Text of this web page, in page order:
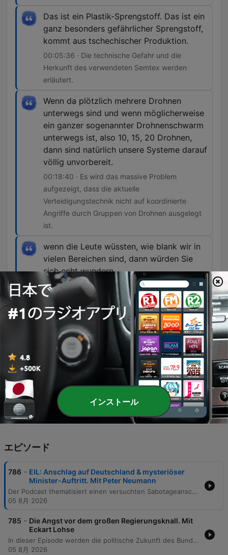
Das ist ein Plastik-Sprengstoff. Das ist ein
ganz besonders gefährlicher Sprengstoff,
kommt aus tschechischer Produktion.
00:05:36 · Die technische Gefahr und die
Herkunft des verwendeten Semtex werden
erläutert.
Wenn da plötzlich mehrere Drohnen
unterwegs sind und wenn möglicherweise
ein ganzer sogenannter Drohnenschwarm
unterwegs ist, also 10, 15, 20 Drohnen,
dann sind natürlich unsere Systeme darauf
völlig unvorbereit.
00:18:40 · Es wird das massive Problem
aufgezeigt, dass die aktuelle
Verteidigungstechnik nicht auf koordinierte
Angriffe durch Gruppen von Drohnen ausgelegt
ist.
wenn die Leute wüssten, wie blank wir in
vielen Bereichen sind, dann würden Sie
sich echt wundern.
00:24:11 · Der Sprecher betont die gravierende
Unterversorgung und Unvorbereitetheit
Deutschlands im Bereich der Drohnenerkennung.
Die große Herausforderung ist ja, in dem
Moment, wo wir eben nicht sagen, es ist
Russland, geben wir im Prinzip ein Signal
der Schwäche.
00:43:36 · Der Sprecher warnt davor, dass das
Nicht-Benennen des Täters als politisches
Zeichen der Schwäche interpretiert werden kann.
エピソード
786 - EIL: Anschlag auf Deutschland & mysteriöser
Minister-Auftritt. Mit Peter Neumann
Der Podcast thematisiert einen versuchten Sabotageanschlag mit einer mit Semtex bestückten Drohne am Flughafen Leipzig-Halle. Der Einsatz von staatlich produziertem Sprengstoff deutet auf professionelle Hintermänner hin und markiert eine neue Qualität der Bedrohung durch gezielte Zerstörungsabsicht. Zudem werden die kritischen Sicherheitslücken in der deutschen Drohnenabwehr sowie die Herausforderungen bei der Identifizierung hybrider Angriffe diskutiert. Im Fokus stehen dabei die Verwundbarkeit strategischer Logistik-Hubs und die politische Schwierigkeit, staatliche Akteure wie Russland trotz hinreichender Indizien eindeutig zu beschuldigen.
05 8月 2026
785 - Die Angst vor dem großen Regierungsknall. Mit
Eckart Lohse
In dieser Episode werden die politische Zukunft des Bundespräsidentenamtes sowie die verfassungsrechtlichen Herausforderungen bei einer möglichen Vertrauensfrage diskutiert. Dabei stehen potenzielle Nachfolger wie Ilse Aigner oder Boris Rhein im Fokus der Debatte. Zudem analysiert der Podcast die internen Spannungen innerhalb der CDU und SPD, insbesondere im Hinblick auf die Rentenreform und bevorstehende Landtagswahlen in Ostdeutschland. Die Untersuchung beleuchtet zudem die politische Instabilität unter Friedrich Merz und die potenziellen Auswirkungen einer möglichen AfD-Regierung in Sachsen-Anhalt.
05 8月 2026
インストール